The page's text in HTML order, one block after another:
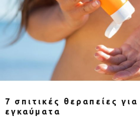
7 σπιτικές θεραπείες
εγκαύματα